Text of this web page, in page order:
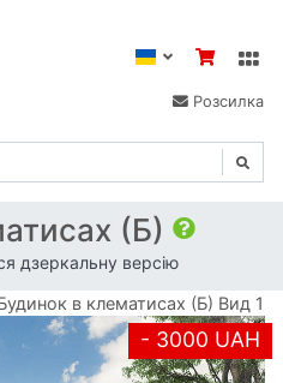
Розсилка
(Б)
дзеркальну версію
в клематисах (Б) Вид 1
- 3000 UAH